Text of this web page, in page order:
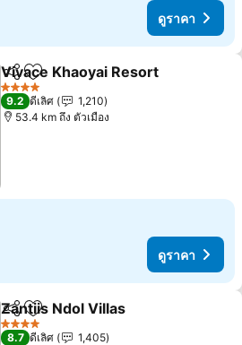
ดูราคา
แชร์ เพิ่มในรายการโปรด
Vivace Khaoyai Resort
4 ดาว
9.2 ดีเลิศ
1,210
53.4 km ถึง ตัวเมือง
ดูราคา
แชร์ เพิ่มในรายการโปรด
Zantiis Ndol Villas
4 ดาว
8.7 ดีเลิศ
1,405